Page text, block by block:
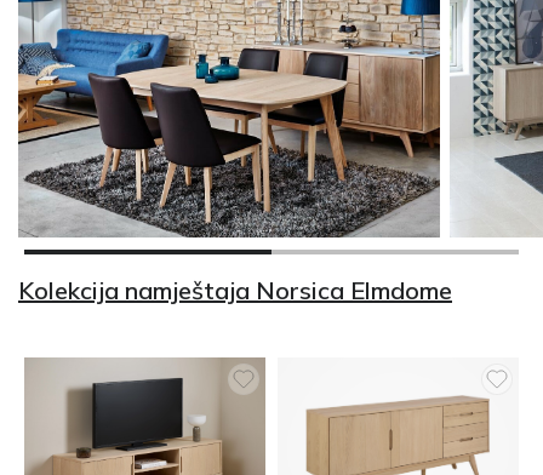
Kolekcija namještaja Norsica Elmdome